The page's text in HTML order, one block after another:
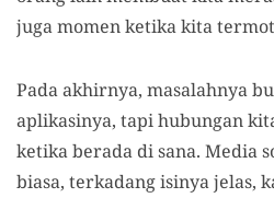
juga momen ketika kita
Pada akhirnya, masalahnya
aplikasinya, tapi hubungan
ketika berada di sana. Media
biasa, terkadang isinya jelas,